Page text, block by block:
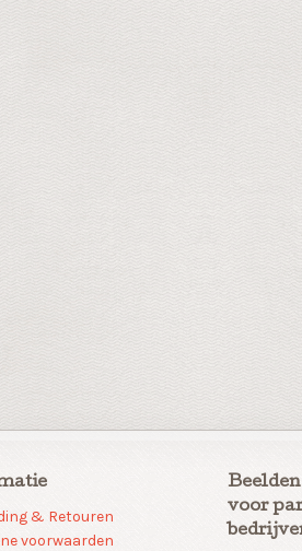
& Retouren
voorwaarden
voor